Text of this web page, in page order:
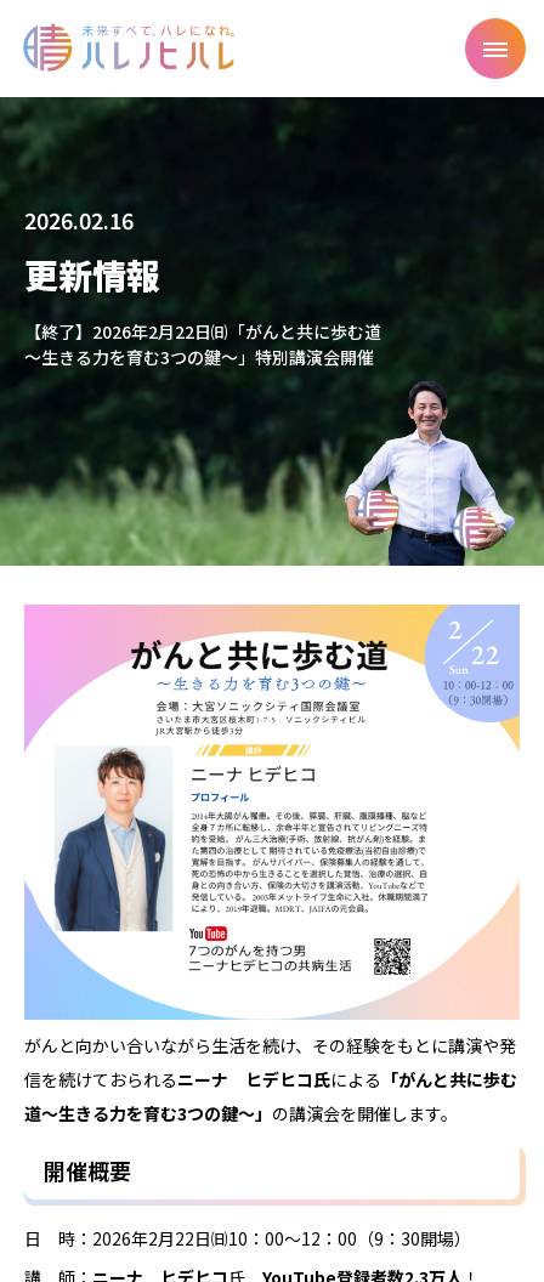
2026.02.16
更新情報
【終了】2026年2月22日㈰「がんと共に歩む道
～生きる力を育む3つの鍵～」特別講演会開催
がんと向かい合いながら生活を続け、その経験をもとに講演や発
信を続けておられるニーナ ヒデヒコ氏による 「がんと共に歩む
道～生きる力を育む3つの鍵～」 の講演会を開催します。
開催概要
日 時：2026年2月22日㈰10：00～12：00（9：30開場）